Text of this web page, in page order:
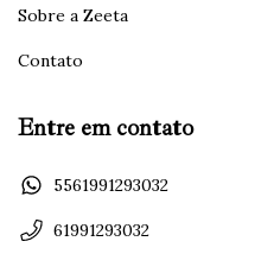
Sobre a Zeeta
Contato
Entre em contato
5561991293032
61991293032